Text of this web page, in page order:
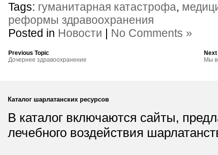
Tags: гуманитарная катастрофа,
реформы здравоохранения
Posted in Новости | No Comments »
Previous Topic
Дочернее здравоохранение
Мы
Каталог шарлатанских ресурсов
В каталог включаются сайты,
лечебного воздействия